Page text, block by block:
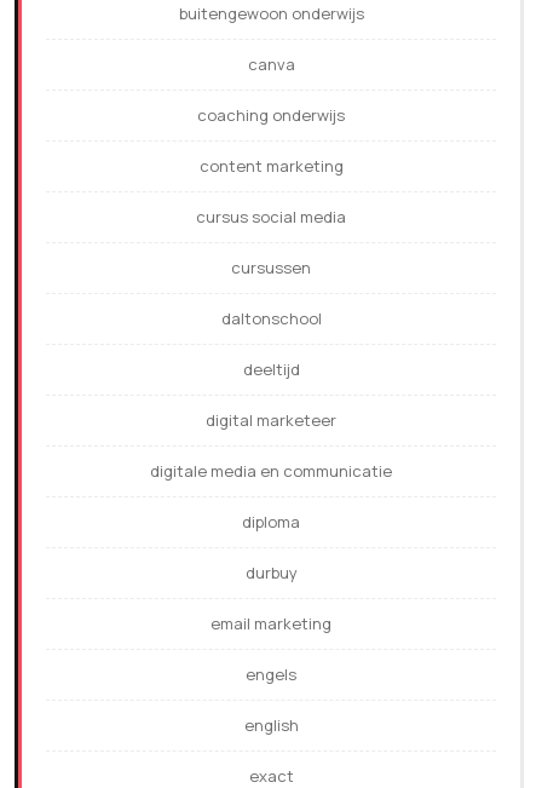
buitengewoon onderwijs
canva
coaching onderwijs
content marketing
cursus social media
cursussen
daltonschool
deeltijd
digital marketeer
digitale media en communicatie
diploma
durbuy
email marketing
engels
english
exact